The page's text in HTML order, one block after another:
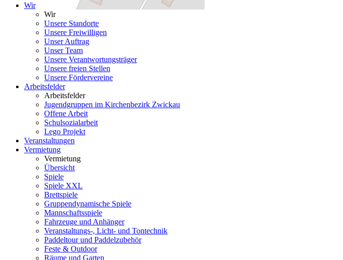
Wir
Wir
Unsere Standorte
Unsere Freiwilligen
Unser Auftrag
Unser Team
Unsere Verantwortungsträger
Unsere freien Stellen
Unsere Fördervereine
Arbeitsfelder
Arbeitsfelder
Jugendgruppen im Kirchenbezirk Zwickau
Offene Arbeit
Schulsozialarbeit
Lego Projekt
Veranstaltungen
Vermietung
Vermietung
Übersicht
Spiele
Spiele XXL
Brettspiele
Gruppendynamische Spiele
Mannschaftsspiele
Fahrzeuge und Anhänger
Veranstaltungs-, Licht- und Tontechnik
Paddeltour und Paddelzubehör
Feste & Outdoor
Räume und Garten